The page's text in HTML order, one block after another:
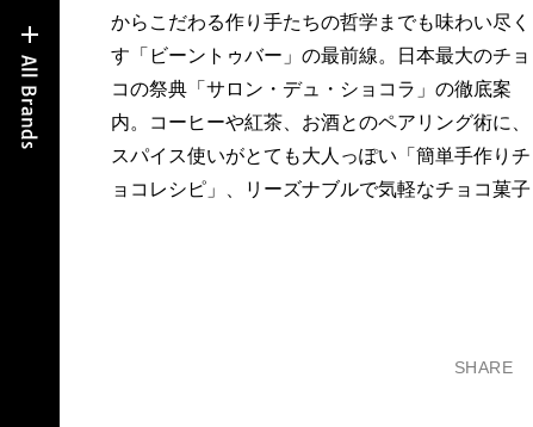
からこだわる作り手たちの哲学までも味わい尽く
す「ビーントゥバー」の最前線。日本最大のチョ
コの祭典「サロン・デュ・ショコラ」の徹底案
内。コーヒーや紅茶、お酒とのペアリング術に、
スパイス使いがとても大人っぽい「簡単手作りチ
ョコレシピ」、リーズナブルで気軽なチョコ菓子
SHARE